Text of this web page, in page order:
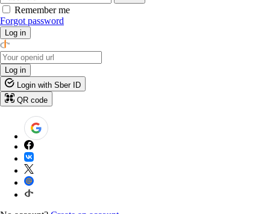
Remember me
Forgot password
Log in
Log in
Login with Sber ID
QR code